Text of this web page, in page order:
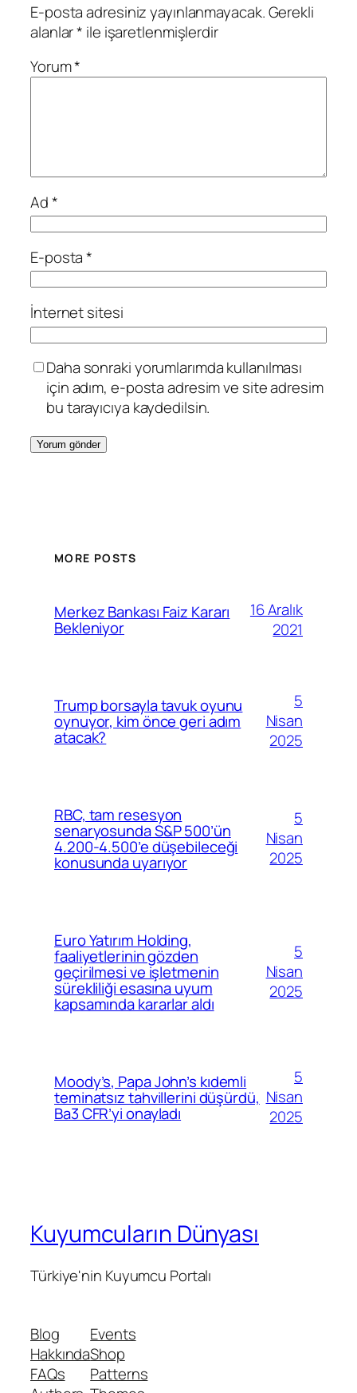
E-posta adresiniz yayınlanmayacak.Gerekli
alanlar* ile işaretlenmişlerdir
Yorum*
Ad*
E-posta*
İnternet sitesi
Daha sonraki yorumlarımda kullanılması
için adım, e-posta adresim ve site adresim
bu tarayıcıya kaydedilsin.
MORE POSTS
Merkez Bankası Faiz Kararı
Bekleniyor
16 Aralık
2021
Trump borsayla tavuk oyunu
oynuyor, kim önce geri adım
atacak?
5
Nisan
2025
RBC, tam resesyon
senaryosunda S&P 500’ün
4.200-4.500’e düşebileceği
konusunda uyarıyor
5
Nisan
2025
Euro Yatırım Holding,
faaliyetlerinin gözden
geçirilmesi ve işletmenin
sürekliliği esasına uyum
kapsamında kararlar aldı
5
Nisan
2025
Moody’s, Papa John’s kıdemli
teminatsız tahvillerini düşürdü,
Ba3 CFR’yi onayladı
5
Nisan
2025
Kuyumcuların Dünyası
Türkiye'nin Kuyumcu Portalı
Blog
Hakkında
FAQs
Events
Shop
Patterns